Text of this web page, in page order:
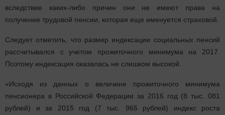
вследствие каких-либо причин они не имеют права на
получение трудовой пенсии, которая еще именуется страховой.
Следует отметить, что размер индексации социальных пенсий
рассчитывался с учетом прожиточного минимума на 2017.
Поэтому индексация оказалась не слишком высокой.
«Исходя из данных о величине прожиточного минимума
пенсионера в Российской Федерации за 2016 год (8 тыс. 081
рублей) и за 2015 год (7 тыс. 965 рублей) индекс роста